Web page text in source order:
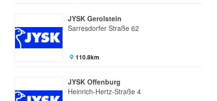
JYSK Gerolstein
Sarresdorfer Straße 62
110.8km
JYSK Offenburg
Heinrich-Hertz-Straße 4